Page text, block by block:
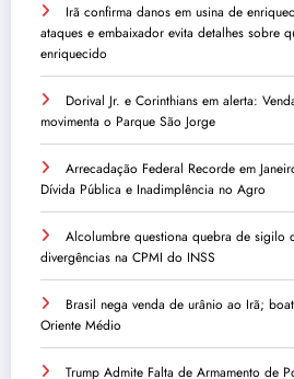
Irã confirma danos em usina de
ataques e embaixador evita detalhes sobre
enriquecido
Dorival Jr. e Corinthians em alerta:
movimenta o Parque São Jorge
Arrecadação Federal Recorde em
Dívida Pública e Inadimplência no Agro
Alcolumbre questiona quebra de sigilo
divergências na CPMI do INSS
Brasil nega venda de urânio ao Irã;
Oriente Médio
Trump Admite Falta de Armamento de